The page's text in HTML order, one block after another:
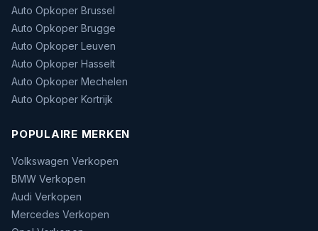
Auto Opkoper Brussel
Auto Opkoper Brugge
Auto Opkoper Leuven
Auto Opkoper Hasselt
Auto Opkoper Mechelen
Auto Opkoper Kortrijk
POPULAIRE MERKEN
Volkswagen Verkopen
BMW Verkopen
Audi Verkopen
Mercedes Verkopen